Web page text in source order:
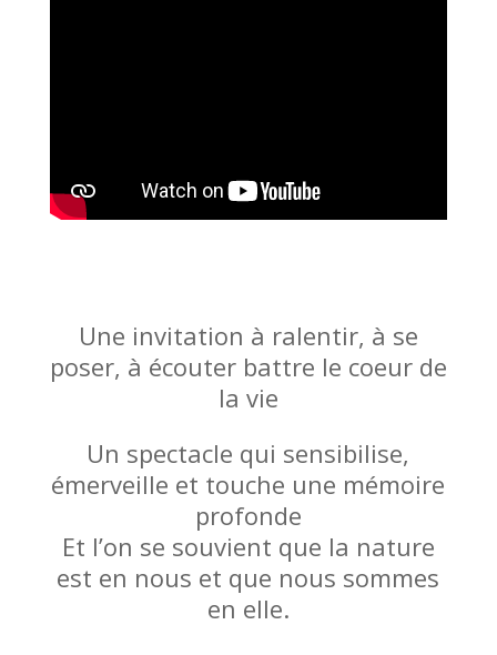
Une invitation à ralentir, à se
poser, à écouter battre le coeur de
la vie
Un spectacle qui sensibilise,
émerveille et touche une mémoire
profonde
Et l’on se souvient que la nature
est en nous et que nous sommes
en elle.